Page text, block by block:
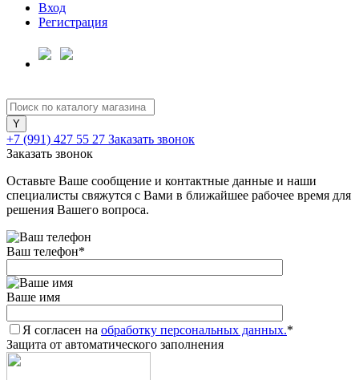
Вход
Регистрация
+7 (991) 427 55 27 Заказать звонок
Заказать звонок
Оставьте Ваше сообщение и контактные данные и наши
специалисты свяжутся с Вами в ближайшее рабочее время для
решения Вашего вопроса.
Ваш телефон*
Ваше имя
Я согласен на обработку персональных данных.*
Защита от автоматического заполнения
График платежей
Сегодня
25%
Добавляйте товары
в корзину
Оплачивайте сегодня только
25% картой любого банка
Получайте товар
выбранный способом